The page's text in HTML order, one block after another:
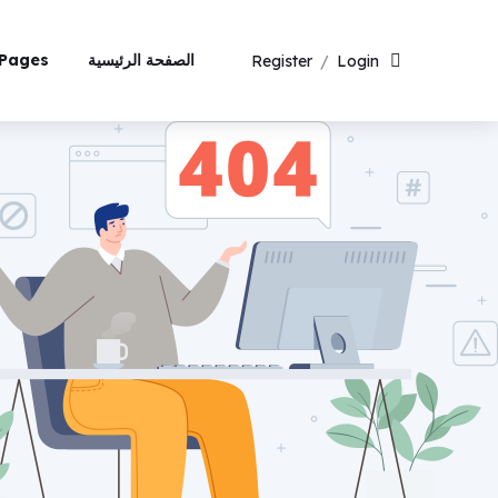
الصفحة الرئيسية Login
/
Register